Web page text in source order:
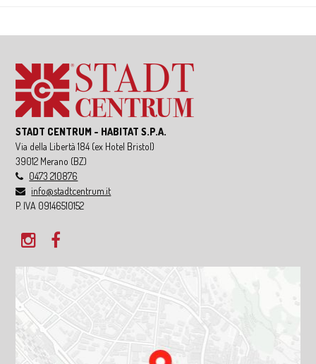
STADT CENTRUM - HABITAT S.P.A.
Via della Libertà 184 (ex Hotel Bristol)
39012 Merano (BZ)
0473 210876
info@stadtcentrum.it
P. IVA 09146510152